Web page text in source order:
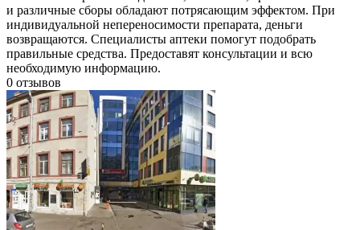
и различные сборы обладают потрясающим эффектом. При
индивидуальной непереносимости препарата, деньги
возвращаются. Специалисты аптеки помогут подобрать
правильные средства. Предоставят консультации и всю
необходимую информацию.
0 отзывов